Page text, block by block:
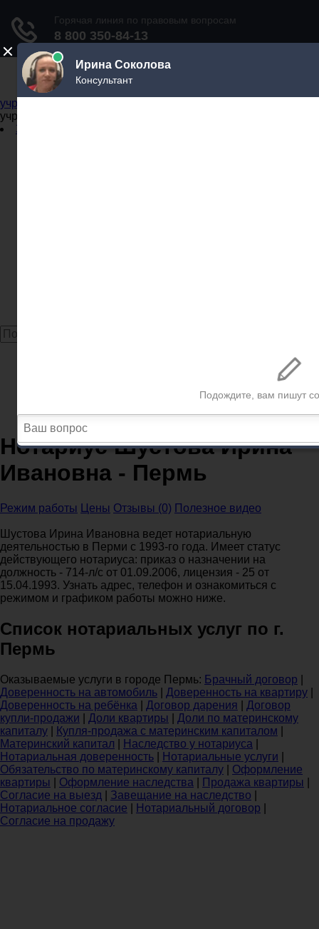
Не официальный справочник государственных
учреждений
учреждений
Задать вопрос юристу
Нотариус Шустова Ирина Ивановна - Пермь
Нотариус Шустова Ирина
Ивановна - Пермь
Режим работы Цены Отзывы (0) Полезное видео
Шустова Ирина Ивановна ведет нотариальную
деятельностью в Перми с 1993-го года. Имеет статус
действующего нотариуса: приказ о назначении на
должность - 714-л/с от 01.09.2006, лицензия - 25 от
15.04.1993. Узнать адрес, телефон и ознакомиться с
режимом и графиком работы можно ниже.
Список нотариальных услуг по г.
Пермь
Оказываемые услуги в городе Пермь: Брачный договор
Доверенность на автомобиль
Доверенность на квартиру
Доверенность на ребёнка
Договор дарения
Договор
купли-продажи
Доли квартиры
Доли по материнскому
капиталу
Купля-продажа с материнским капиталом
Материнский капитал
Наследство у нотариуса
Нотариальная доверенность
Нотариальные услуги
Обязательство по материнскому капиталу
Оформление
квартиры
Оформление наследства Продажа квартиры
Согласие на выезд
Завещание на наследство
Нотариальное согласие
Нотариальный договор
Согласие на продажу